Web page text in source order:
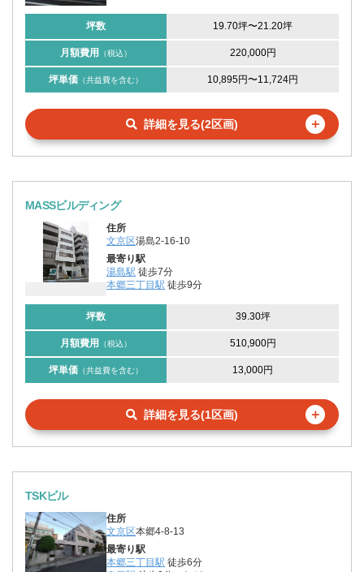
坪数 19.70坪〜21.20坪
月額費用 （税込） 220,000円
坪単価 （共益費を含む） 10,895円〜11,724円
詳細を見る(2区画) ＋
MASSビルディング
住所
文京区湯島2-16-10
最寄り駅
湯島駅 徒歩7分
本郷三丁目駅 徒歩9分
坪数 39.30坪
月額費用 （税込） 510,900円
坪単価 （共益費を含む） 13,000円
詳細を見る(1区画) ＋
TSKビル
住所
文京区本郷4-8-13
最寄り駅
本郷三丁目駅 徒歩6分